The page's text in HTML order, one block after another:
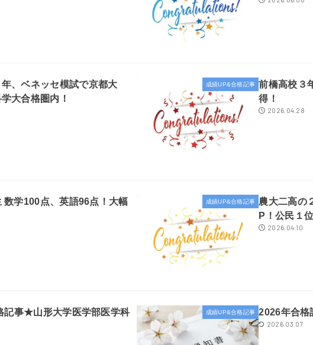
、ベネッセ模試で京都大
大合格圏内！
成績UP&合格記事 前橋高校３
得！
2026.04.28
数学100点、英語96点！大幅
成績UP&合格記事
農大二高の
P！公民１
2026.04.10
記事★山形大学医学部医学科
成績UP&合格記事 2026年合格
2026.03.07